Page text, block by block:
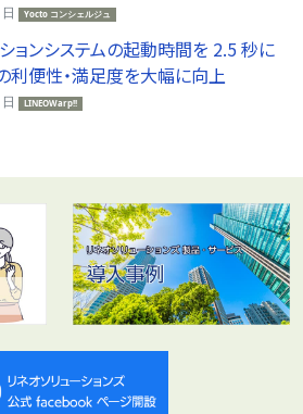
Yocto コンシェルジュ
ョンシステムの起動時間を 2.5 秒に
利便性・満足度を大幅に向上
LINEOWarp!!